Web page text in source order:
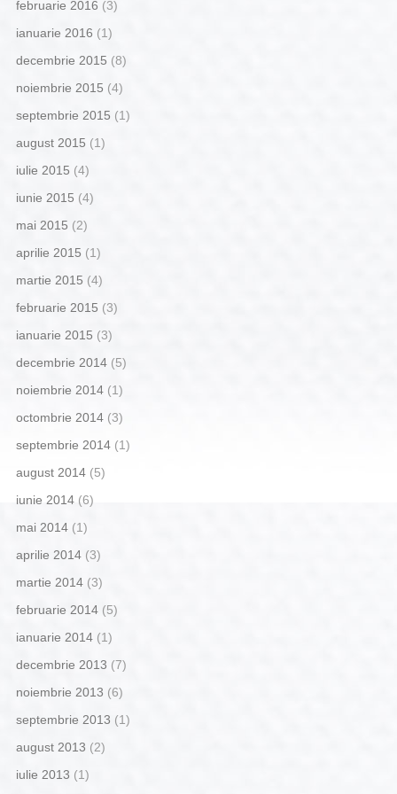
februarie 2016 (3)
ianuarie 2016 (1)
decembrie 2015 (8)
noiembrie 2015 (4)
septembrie 2015 (1)
august 2015 (1)
iulie 2015 (4)
iunie 2015 (4)
mai 2015 (2)
aprilie 2015 (1)
martie 2015 (4)
februarie 2015 (3)
ianuarie 2015 (3)
decembrie 2014(5)
noiembrie 2014(1)
octombrie 2014(3)
septembrie 2014(1)
august 2014(5)
iunie 2014(6)
mai 2014(1)
aprilie 2014(3)
martie 2014(3)
februarie 2014(5)
ianuarie 2014(1)
decembrie 2013 (7)
noiembrie 2013 (6)
septembrie 2013 (1)
august 2013 (2)
iulie 2013 (1)